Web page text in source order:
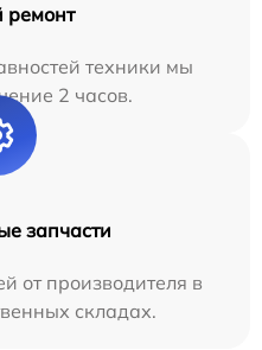
ремонт
техники мы
2 часов.
запчасти
от производителя в
складах.